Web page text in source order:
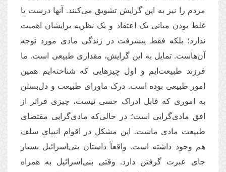
مردم را نیز به این گرایش تشویق می‌کنند. آنها درست یا
غلط بودن مبانی یک اعتقاد و یک نظریه برایشان اهمیت
ندارد؛ بلکه فقط پیشرفت در زندگی مادی مورد توجه
آن‌هاست. تمایل به این گرایش، مقداری طبیعی است. ما
فرزند طبیعت‌ایم و اول چیزهایی که شناخته‌ایم همین
امور طبیعی بوده است. درک ماورای طبیعت و دل‌بستن
به اموری که قابل ادراک حسی نیست، چیزی فراتر از
افق مادی‌گرایی است؛ در حالی‌که مادی‌گرایی مقتضای
طبیعت مادی ماست. این مشکل در اقوام انبیای سلف
هم وجود داشته است. واقعاً داستان بنی‌اسرائیل بسیار
جای عبرت گرفتن دارد. وقتی بنی‌اسرائیل به همراه